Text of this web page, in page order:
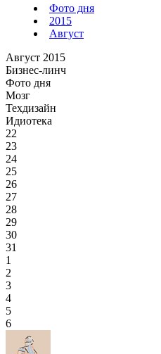
Фото дня
2015
Август
Август 2015
Бизнес-линч
Фото дня
Мозг
Техдизайн
Идиотека
22
23
24
25
26
27
28
29
30
31
1
2
3
4
5
6